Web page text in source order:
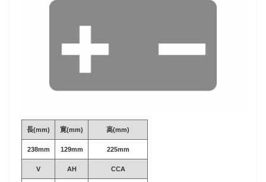
長(mm) 寛(mm) 高(mm)
238mm 129mm 225mm
V AH CCA